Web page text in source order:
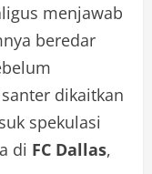
menjawab
beredar
dikaitkan
spekulasi
di FC Dallas,